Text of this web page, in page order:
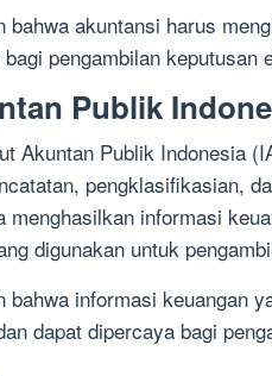
bahwa akuntansi harus
pengambilan keputusan
Publik
Akuntan Publik Indonesia
pengklasifikasian,
menghasilkan informasi
digunakan untuk
bahwa informasi keuangan
dapat dipercaya bagi